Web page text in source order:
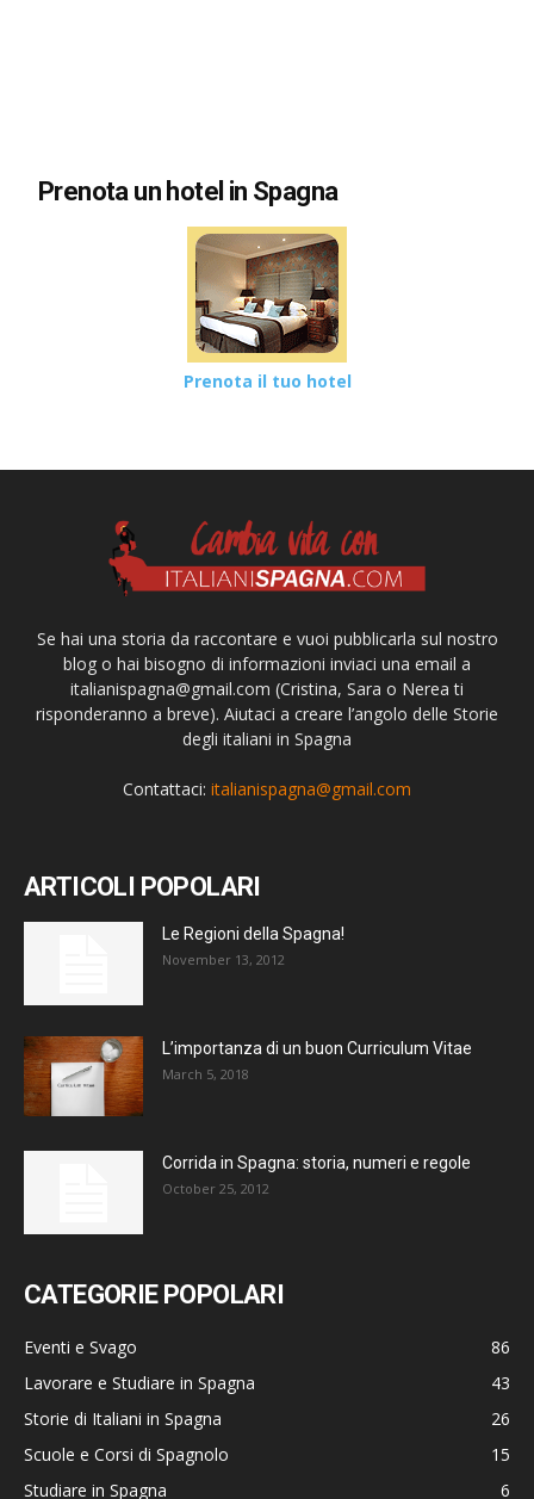
Prenota un hotel in Spagna
Prenota il tuo hotel
Se hai una storia da raccontare e vuoi pubblicarla sul nostro
blog o hai bisogno di informazioni inviaci una email a
italianispagna@gmail.com (Cristina, Sara o Nerea ti
risponderanno a breve). Aiutaci a creare l’angolo delle Storie
degli italiani in Spagna
Contattaci: italianispagna@gmail.com
ARTICOLI POPOLARI
Le Regioni della Spagna!
November 13, 2012
L’importanza di un buon Curriculum Vitae
March 5, 2018
Corrida in Spagna: storia, numeri e regole
October 25, 2012
CATEGORIE POPOLARI
Eventi e Svago
86
Lavorare e Studiare in Spagna
43
Storie di Italiani in Spagna
26
Scuole e Corsi di Spagnolo
15
Studiare in Spagna
6